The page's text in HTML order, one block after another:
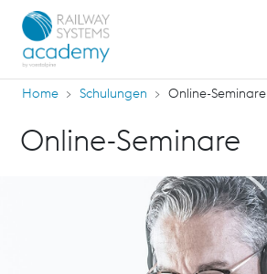
Home Schulungen Online-Seminare
Online-Seminare